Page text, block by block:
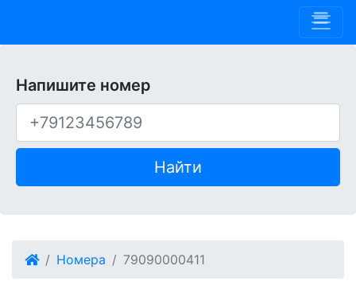
Напишите номер
Найти
Номера 79090000411